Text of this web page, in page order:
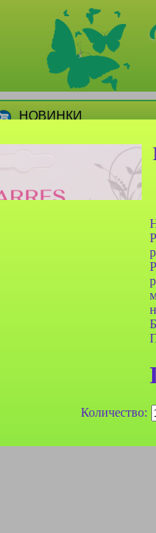
Количество:
НОВИНКИ
1